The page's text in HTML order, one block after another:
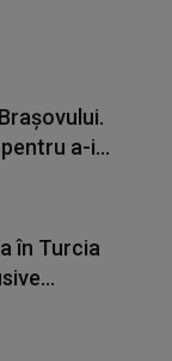
a-i...
în Turcia